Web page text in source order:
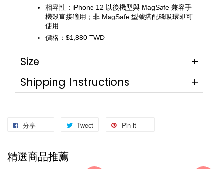
相容性：iPhone 12 以後機型與 MagSafe 兼容手
機殼直接適用；非 MagSafe 型號搭配磁吸環即可
使用
價格：$1,880 TWD
Size
Shipping Instructions
分享 Tweet Pin it
精選商品推薦